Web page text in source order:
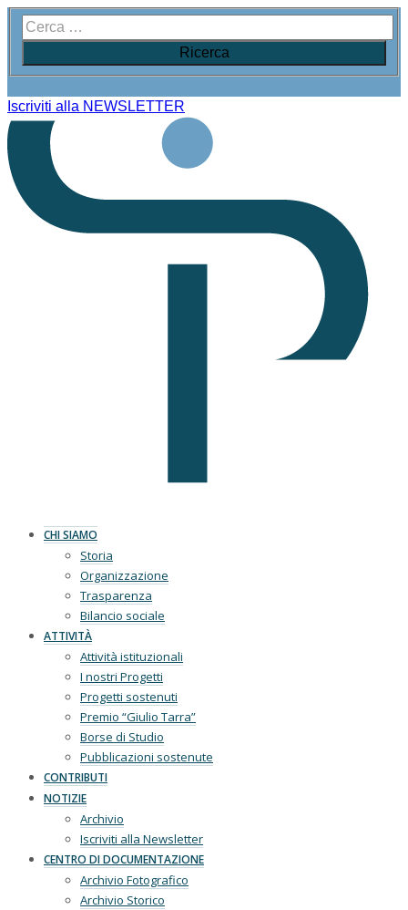
Iscriviti alla NEWSLETTER
CHI SIAMO
Storia
Organizzazione
Trasparenza
Bilancio sociale
ATTIVITÀ
Attività istituzionali
I nostri Progetti
Progetti sostenuti
Premio “Giulio Tarra”
Borse di Studio
Pubblicazioni sostenute
CONTRIBUTI
NOTIZIE
Archivio
Iscriviti alla Newsletter
CENTRO DI DOCUMENTAZIONE
Archivio Fotografico
Archivio Storico